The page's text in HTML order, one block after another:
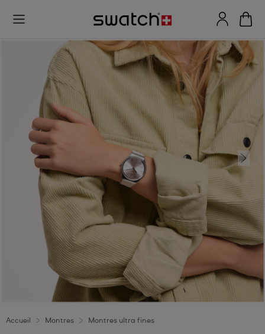
Accueil Montres Montres ultra fines